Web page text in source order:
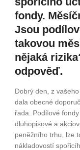
fondy.
Jsou
takovou
nějaká
odpověď.
Dobrý den, z
dala obecné
řada. Podílové
dluhopisové a
peněžního trhu, lze
nákladovostí